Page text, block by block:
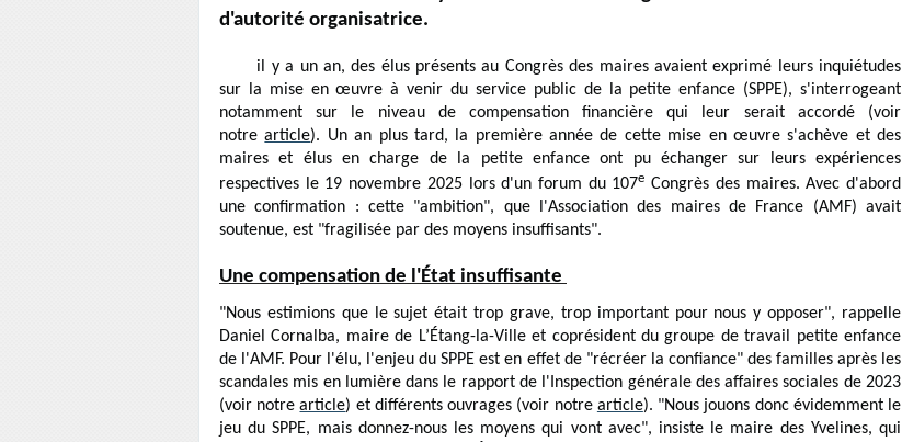
d'autorité organisatrice.
il y a un an, des élus présents au Congrès des maires avaient exprimé leurs inquiétudes
sur la mise en œuvre à venir du service public de la petite enfance (SPPE), s'interrogeant
notamment sur le niveau de compensation financière qui leur serait accordé (voir
notrearticle). Un an plus tard, la première année de cette mise en œuvre s'achève et des
maires et élus en charge de la petite enfance ont pu échanger sur leurs expériences
respectives le 19 novembre 2025 lors d'un forum du 107e Congrès des maires. Avec d'abord
une confirmation : cette "ambition", que l'Association des maires de France (AMF) avait
soutenue, est "fragilisée par des moyens insuffisants".
Une compensation de l'État insuffisante
"Nous estimions que le sujet était trop grave, trop important pour nous y opposer", rappelle
Daniel Cornalba, maire de L’Étang-la-Ville et coprésident du groupe de travail petite enfance
de l'AMF. Pour l'élu, l'enjeu du SPPE est en effet de "récréer la confiance" des familles après les
scandales mis en lumière dans le rapport de l'Inspection générale des affaires sociales de 2023
(voir notrearticle) et différents ouvrages (voir notre article). "Nous jouons donc évidemment le
jeu du SPPE, mais donnez-nous les moyens qui vont avec", insiste le maire des Yvelines, qui